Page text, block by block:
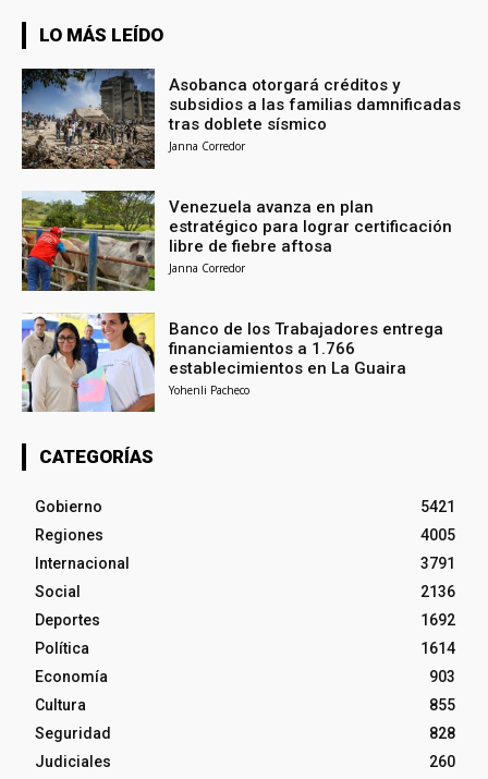
LO MÁS LEÍDO
Asobanca otorgará créditos y
subsidios a las familias damnificadas
tras doblete sísmico
Janna Corredor
Venezuela avanza en plan
estratégico para lograr certificación
libre de fiebre aftosa
Janna Corredor
Banco de los Trabajadores entrega
financiamientos a 1.766
establecimientos en La Guaira
Yohenli Pacheco
CATEGORÍAS
Gobierno
5421
Regiones
4005
Internacional
3791
Social
2136
Deportes
1692
Política
1614
Economía
903
Cultura
855
Seguridad
828
Judiciales
260